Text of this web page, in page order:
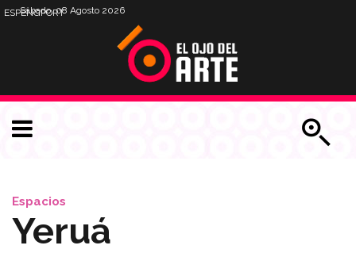
Sábado, 08 Agosto 2026
ESPENGPORT
Espacios
Yeruá